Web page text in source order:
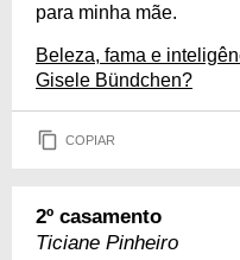
para minha mãe.
Beleza, fama e
Gisele Bündchen?
COPIAR
2º casamento
Ticiane Pinheiro